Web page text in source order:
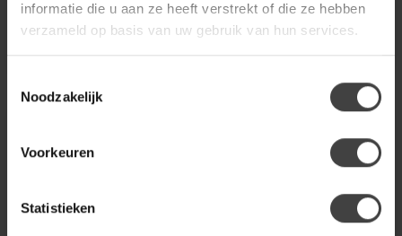
informatie die u aan ze heeft verstrekt of die ze hebben
verzameld op basis van uw gebruik van hun services.
Noodzakelijk
Voorkeuren
Statistieken
. .